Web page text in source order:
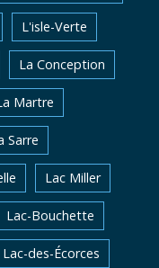
L'isle-Verte
La Conception
Martre
Sarre
Lac Miller
Lac-Bouchette
Lac-des-Écorces